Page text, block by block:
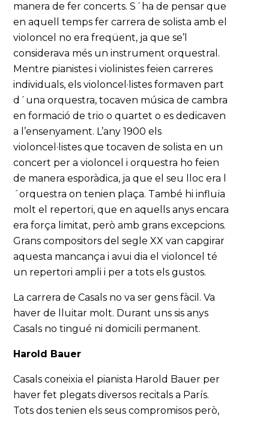
manera de fer concerts. S´ha de pensar que
en aquell temps fer carrera de solista amb el
violoncel no era freqüent, ja que se’l
considerava més un instrument orquestral.
Mentre pianistes i violinistes feien carreres
individuals, els violoncel·listes formaven part
d´una orquestra, tocaven música de cambra
en formació de trio o quartet o es dedicaven
a l’ensenyament. L’any 1900 els
violoncel·listes que tocaven de solista en un
concert per a violoncel i orquestra ho feien
de manera esporàdica, ja que el seu lloc era l
´orquestra on tenien plaça. També hi influïa
molt el repertori, que en aquells anys encara
era força limitat, però amb grans excepcions.
Grans compositors del segle XX van capgirar
aquesta mancança i avui dia el violoncel té
un repertori ampli i per a tots els gustos.
La carrera de Casals no va ser gens fàcil. Va
haver de lluitar molt. Durant uns sis anys
Casals no tingué ni domicili permanent.
Harold Bauer
Casals coneixia el pianista Harold Bauer per
haver fet plegats diversos recitals a París.
Tots dos tenien els seus compromisos però,